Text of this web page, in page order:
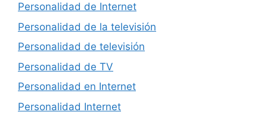
Personalidad de Internet
Personalidad de la televisión
Personalidad de televisión
Personalidad de TV
Personalidad en Internet
Personalidad Internet